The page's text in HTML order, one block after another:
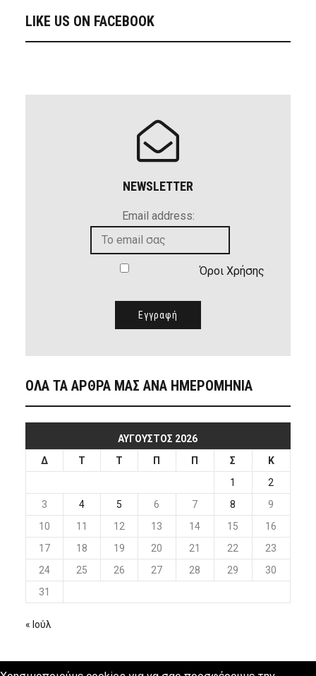
LIKE US ON FACEBOOK
NEWSLETTER
Email address:
Όροι Χρήσης
ΟΛΑ ΤΑ ΑΡΘΡΑ ΜΑΣ ΑΝΑ ΗΜΕΡΟΜΗΝΙΑ
ΑΎΓΟΥΣΤΟΣ 2026
Δ
Τ Τ Π Π Σ
Κ
1
2
3
4 5 6 7 8
9
10
11 12 13 14 15
16
17
18 19 20 21 22
23
24
25 26 27 28 29
30
31
« Ιούλ